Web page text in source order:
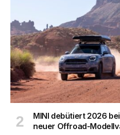
MINI debütiert 2026
neuer Offroad-